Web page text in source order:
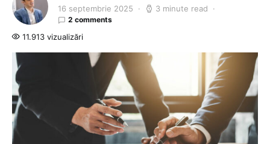
16 septembrie 2025 3 minute read
2 comments
11.913 vizualizări